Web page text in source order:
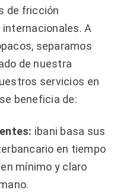
de fricción
A
separamos
de nuestra
servicios en
beneficia de:
ibani basa sus
en tiempo
mínimo y claro